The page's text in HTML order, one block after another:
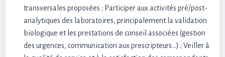
transversales proposées ; Participer aux activités pré/post-
analytiques des laboratoires, principalement la validation
biologique et les prestations de conseil associées (gestion
des urgences, communication aux prescripteurs...) ; Veiller à